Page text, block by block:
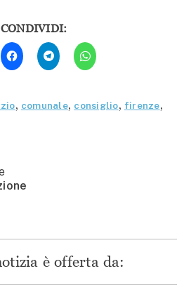
CONDIVIDI:
Fai
clic
per
condividere
apre
Fai
clic
per
condividere
(Si
apre
Fai
clic
per
(Si
apre
, comunale, consiglio, firenze,
è offerta da: